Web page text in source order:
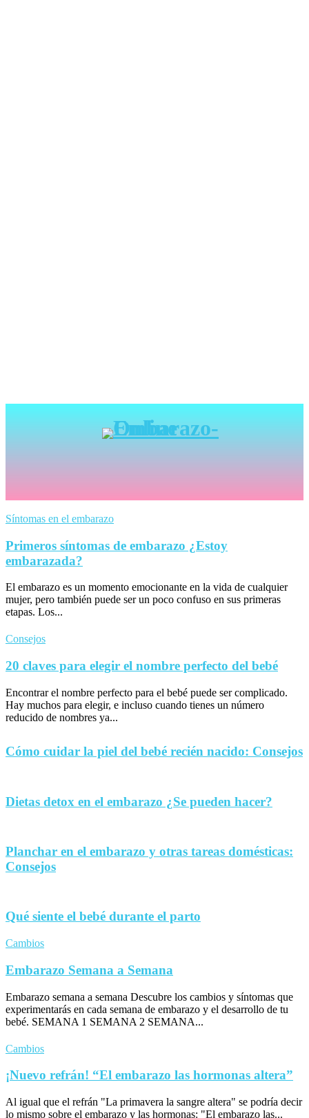
Síntomas en el embarazo
Primeros síntomas de embarazo ¿Estoy
embarazada?
El embarazo es un momento emocionante en la vida de cualquier
mujer, pero también puede ser un poco confuso en sus primeras
etapas. Los...
Consejos
20 claves para elegir el nombre perfecto del bebé
Encontrar el nombre perfecto para el bebé puede ser complicado.
Hay muchos para elegir, e incluso cuando tienes un número
reducido de nombres ya...
Cómo cuidar la piel del bebé recién nacido: Consejos
Dietas detox en el embarazo ¿Se pueden hacer?
Planchar en el embarazo y otras tareas domésticas:
Consejos
Qué siente el bebé durante el parto
Cambios
Embarazo Semana a Semana
Embarazo semana a semana Descubre los cambios y síntomas que
experimentarás en cada semana de embarazo y el desarrollo de tu
bebé. SEMANA 1 SEMANA 2 SEMANA...
Cambios
¡Nuevo refrán! “El embarazo las hormonas altera”
Al igual que el refrán "La primavera la sangre altera" se podría decir
lo mismo sobre el embarazo y las hormonas: "El embarazo las...